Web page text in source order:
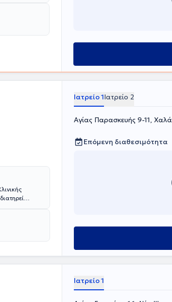
Σχολή
-
είναι η
να
στα
Σχολής
και
της Ελλάδας
Ιατρείο 1Ιατρείο 2
Αγίας Παρασκευής 9-11,
Επόμενη διαθεσιμότητα
Ιατρείο 1